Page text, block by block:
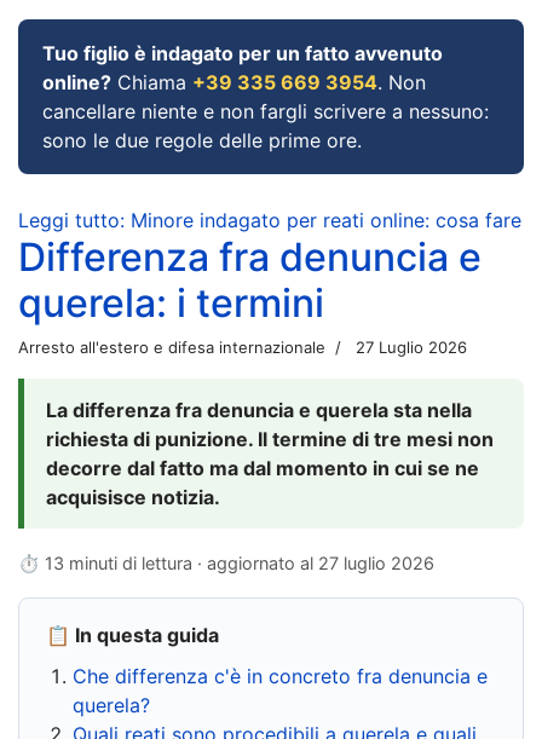
Tuo figlio è indagato per un fatto avvenuto
online? Chiama +39 335 669 3954. Non
cancellare niente e non fargli scrivere a nessuno:
sono le due regole delle prime ore.
Leggi tutto: Minore indagato per reati online: cosa fare
Differenza fra denuncia e
querela: i termini
Arresto all'estero e difesa internazionale 27 Luglio 2026
La differenza fra denuncia e querela sta nella
richiesta di punizione. Il termine di tre mesi non
decorre dal fatto ma dal momento in cui se ne
acquisisce notizia.
⏱ 13 minuti di lettura · aggiornato al 27 luglio 2026
📋 In questa guida
Che differenza c'è in concreto fra denuncia e
querela?
Quali reati sono procedibili a querela e quali